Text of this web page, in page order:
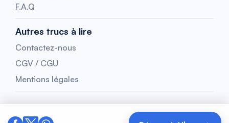
F.A.Q
Autres trucs à lire
Contactez-nous
CGV / CGU
Mentions légales